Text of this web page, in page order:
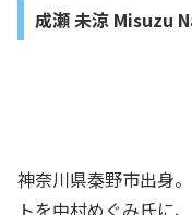
成瀬 未涼 Misuzu
神奈川県秦野市出身
トを中村めぐみ氏に